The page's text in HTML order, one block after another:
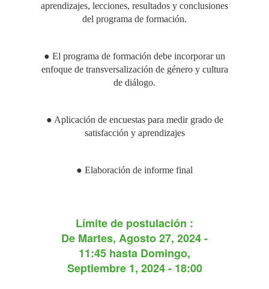
aprendizajes, lecciones, resultados y conclusiones
del programa de formación.
● El programa de formación debe incorporar un
enfoque de transversalización de género y cultura
de diálogo.
● Aplicación de encuestas para medir grado de
satisfacción y aprendizajes
● Elaboración de informe final
Límite de postulación :
De Martes, Agosto 27, 2024 -
11:45 hasta Domingo,
Septiembre 1, 2024 - 18:00